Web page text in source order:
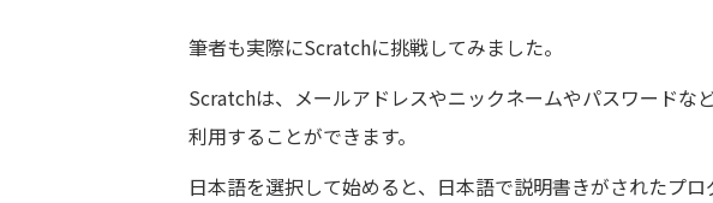
筆者も実際にScratchに挑戦してみました。
Scratchは、メールアドレスやニックネームやパスワードな
利用することができます。
日本語を選択して始めると、日本語で説明書きがされたプロ